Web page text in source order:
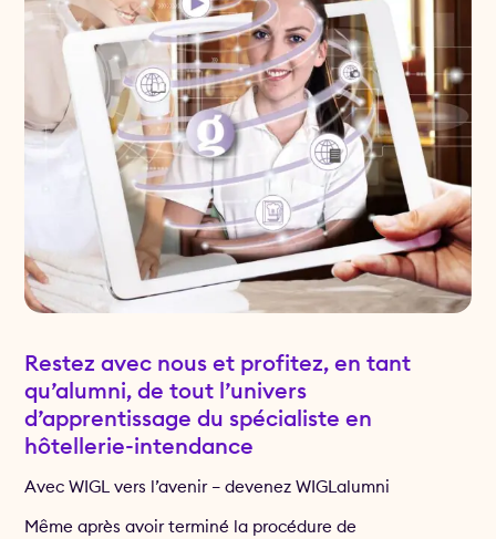
Restez avec nous et profitez, en tant
qu’alumni, de tout l’univers
d’apprentissage du spécialiste en
hôtellerie-intendance
Avec WIGL vers l’avenir – devenez WIGLalumni
Même après avoir terminé la procédure de